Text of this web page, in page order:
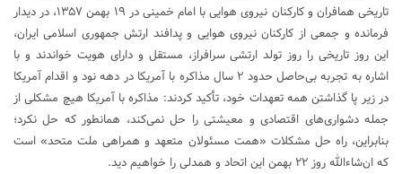
تاریخی همافران و کارکنان نیروی هوایی با امام خمینی در ۱۹ بهمن ۱۳۵۷، در دیدار
فرمانده و جمعی از کارکنان نیروی هوایی و پدافند ارتش جمهوری اسلامی ایران،
این روز تاریخی را روز تولد ارتشی سرافراز، مستقل و دارای هویت خواندند و با
اشاره به تجربه بی‌حاصل حدود ۲ سال مذاکره با آمریکا در دهه نود و اقدام آمریکا
در زیر پا گذاشتن همه تعهدات خود، تأکید کردند: مذاکره با آمریکا هیچ مشکلی از
جمله دشواری‌های اقتصادی و معیشتی را حل نمی‌کند، همانطور که حل نکرد؛
بنابراین، راه حل مشکلات «همت مسئولان متعهد و همراهی ملت متحد» است
که ان‌شاءالله روز ۲۲ بهمن این اتحاد و همدلی را خواهیم دید.